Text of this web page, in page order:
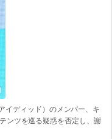
イディッド）のメンバー、キ
ンツを巡る疑惑を否定し、謝